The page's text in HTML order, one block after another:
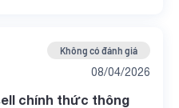
Không có đánh giá
08/04/2026
chính thức thông